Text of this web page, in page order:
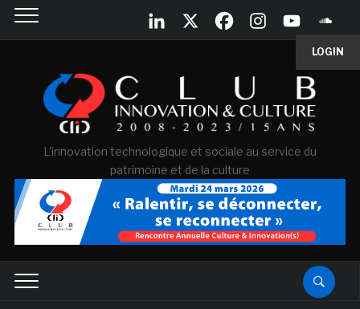
LOGIN
L'innovation technologique et sociale au service du
patrimoine et de la culture